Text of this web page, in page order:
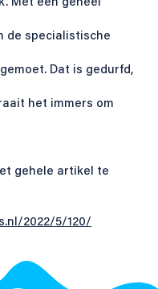
Met een geheel
de specialistische
Dat is gedurfd,
het immers om
gehele artikel te
2022/5/120/